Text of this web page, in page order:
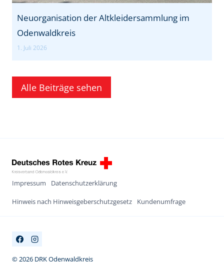
Neuorganisation der Altkleidersammlung im
Odenwaldkreis
1. Juli 2026
Alle Beiträge sehen
Impressum Datenschutzerklärung
Hinweis nach Hinweisgeberschutzgesetz Kundenumfrage
© 2026 DRK Odenwaldkreis